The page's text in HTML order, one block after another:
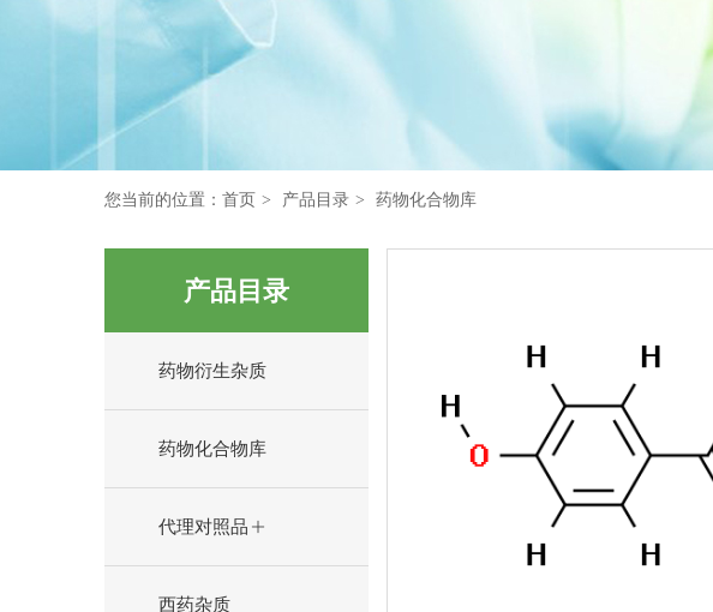
您当前的位置： 首页 产品目录 药物化合物库
产品目录
药物衍生杂质
药物化合物库
代理对照品
西药杂质